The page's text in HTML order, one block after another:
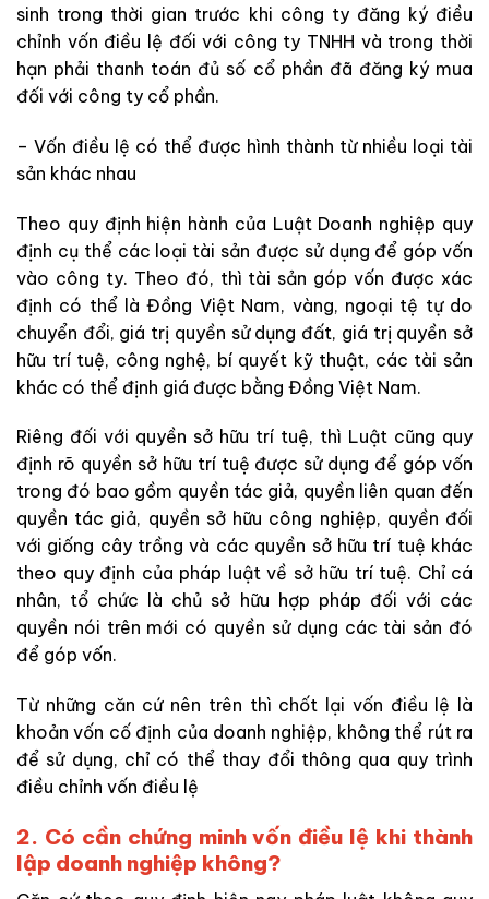
sinh trong thời gian trước khi công ty đăng ký điều
chỉnh vốn điều lệ đối với công ty TNHH và trong thời
hạn phải thanh toán đủ số cổ phần đã đăng ký mua
đối với công ty cổ phần.
– Vốn điều lệ có thể được hình thành từ nhiều loại tài
sản khác nhau
Theo quy định hiện hành của Luật Doanh nghiệp quy
định cụ thể các loại tài sản được sử dụng để góp vốn
vào công ty. Theo đó, thì tài sản góp vốn được xác
định có thể là Đồng Việt Nam, vàng, ngoại tệ tự do
chuyển đổi, giá trị quyền sử dụng đất, giá trị quyền sở
hữu trí tuệ, công nghệ, bí quyết kỹ thuật, các tài sản
khác có thể định giá được bằng Đồng Việt Nam.
Riêng đối với quyền sở hữu trí tuệ, thì Luật cũng quy
định rõ quyền sở hữu trí tuệ được sử dụng để góp vốn
trong đó bao gồm quyền tác giả, quyền liên quan đến
quyền tác giả, quyền sở hữu công nghiệp, quyền đối
với giống cây trồng và các quyền sở hữu trí tuệ khác
theo quy định của pháp luật về sở hữu trí tuệ. Chỉ cá
nhân, tổ chức là chủ sở hữu hợp pháp đối với các
quyền nói trên mới có quyền sử dụng các tài sản đó
để góp vốn.
Từ những căn cứ nên trên thì chốt lại vốn điều lệ là
khoản vốn cố định của doanh nghiệp, không thể rút ra
để sử dụng, chỉ có thể thay đổi thông qua quy trình
điều chỉnh vốn điều lệ
2. Có cần chứng minh vốn điều lệ khi thành
lập doanh nghiệp không?